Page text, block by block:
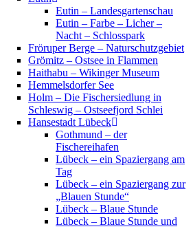
Eutin – Landesgartenschau
Eutin – Farbe – Licher –
Nacht – Schlosspark
Fröruper Berge – Naturschutzgebiet
Grömitz – Ostsee in Flammen
Haithabu – Wikinger Museum
Hemmelsdorfer See
Holm – Die Fischersiedlung in
Schleswig – Ostseefjord Schlei
Hansestadt Lübeck
Gothmund – der
Fischereihafen
Lübeck – ein Spaziergang am
Tag
Lübeck – ein Spaziergang zur
„Blauen Stunde“
Lübeck – Blaue Stunde
Lübeck – Blaue Stunde und